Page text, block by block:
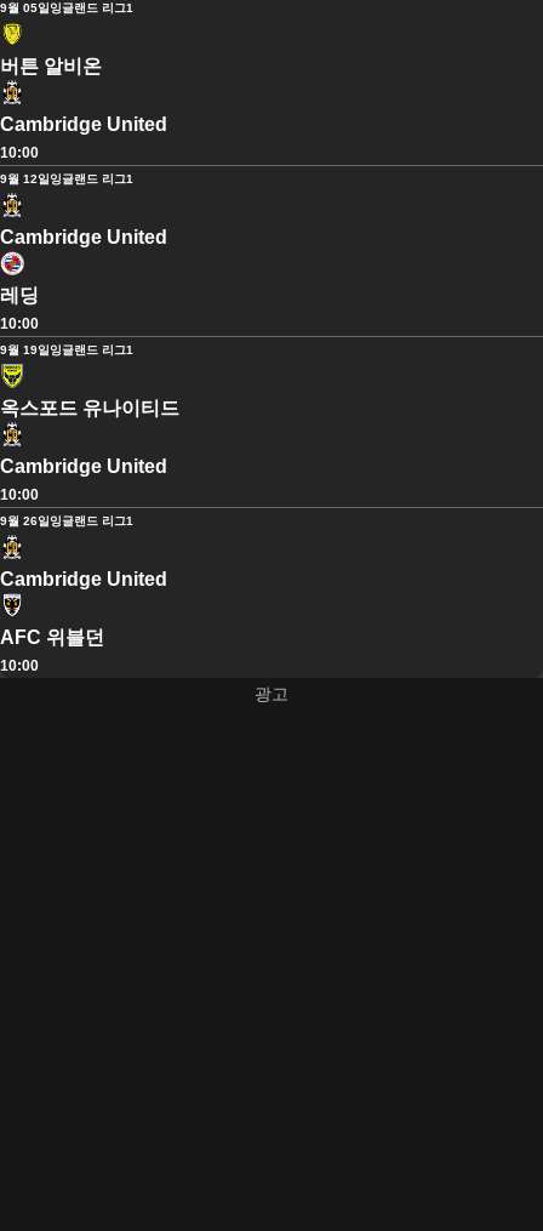
9월 05일잉글랜드 리그1
버튼 알비온
Cambridge United
10:00
9월 12일잉글랜드 리그1
Cambridge United
레딩
10:00
9월 19일잉글랜드 리그1
옥스포드 유나이티드
Cambridge United
10:00
9월 26일잉글랜드 리그1
Cambridge United
AFC 위블던
10:00